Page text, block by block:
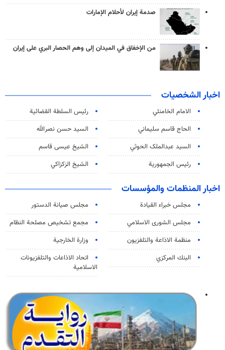
صدمة إيران لأحلام الإمارات
من الإخفاق في الميدان إلى وهم الحصار البري على إيران
اخبار الشخصيات
الامام الخامنئي
رئیس السلطة القضائیة
الحاج قاسم سليماني
السيد حسن نصرالله
السید عبدالملک الحوثي
الشيخ عيسى قاسم
رئيس الجمهورية
الشيخ الزكزاكي
اخبار المنظمات والمؤسسات
مجلس خبراء القيادة
مجلس صيانة الدستور
مجلس الشورى الاسلامي
مجمع تشخيص مصلحة النظام
منظمة الاذاعة والتلفزیون
وزارة الخارجية
البنك المركزي
اتحاد الاذاعات والتلفزيونات
الاسلامية